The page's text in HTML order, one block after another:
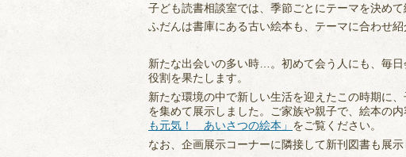
子ども読書相談室では、季節ごとにテーマを決め
ふだんは書庫にある古い絵本も、テーマに合わせ紹
新たな出会いの多い時…。初めて会う人にも、毎
役割を果たします。
新たな環境の中で新しい生活を迎えたこの時期に
を集めて展示しました。ご家族や親子で、絵本の
も元気！ あいさつの絵本」 をご覧ください。
なお、企画展示コーナーに隣接して新刊図書も展